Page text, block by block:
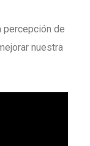
percepción de
nuestra